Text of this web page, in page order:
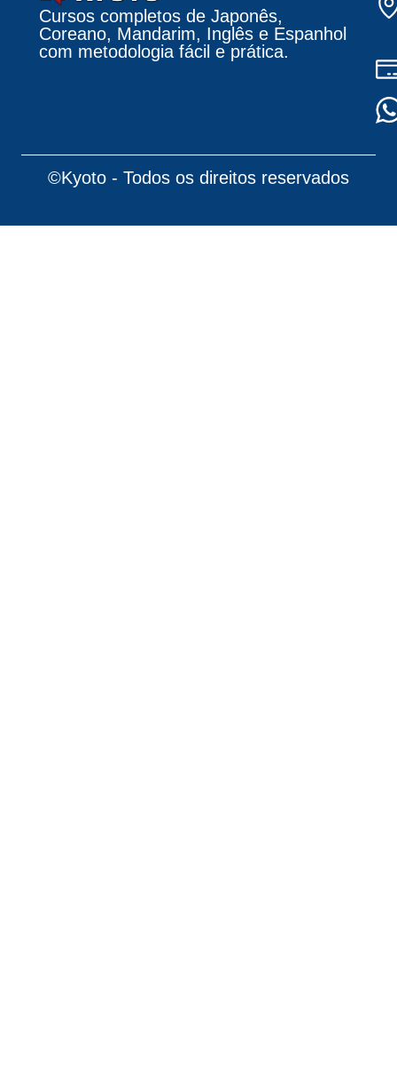
Cursos completos de Japonês,
Coreano, Mandarim, Inglês e Espanhol
com metodologia fácil e prática.
©Kyoto - Todos os direitos reservados